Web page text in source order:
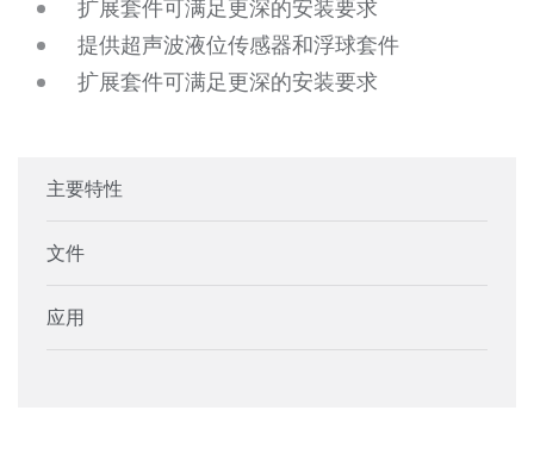
扩展套件可满足更深的安装要求
提供超声波液位传感器和浮球套件
扩展套件可满足更深的安装要求
主要特性
文件
应用